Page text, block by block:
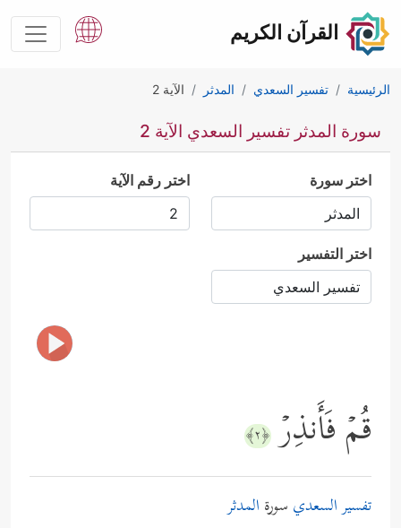
القرآن الكريم
الرئيسية تفسير السعدي المدثر الآية 2
سورة المدثر تفسير السعدي الآية 2
اختر سورة اختر رقم الآية
اختر التفسير
قُمۡ فَأَنذِرۡ ﴿٢﴾
تفسير السعدي سورة المدثر